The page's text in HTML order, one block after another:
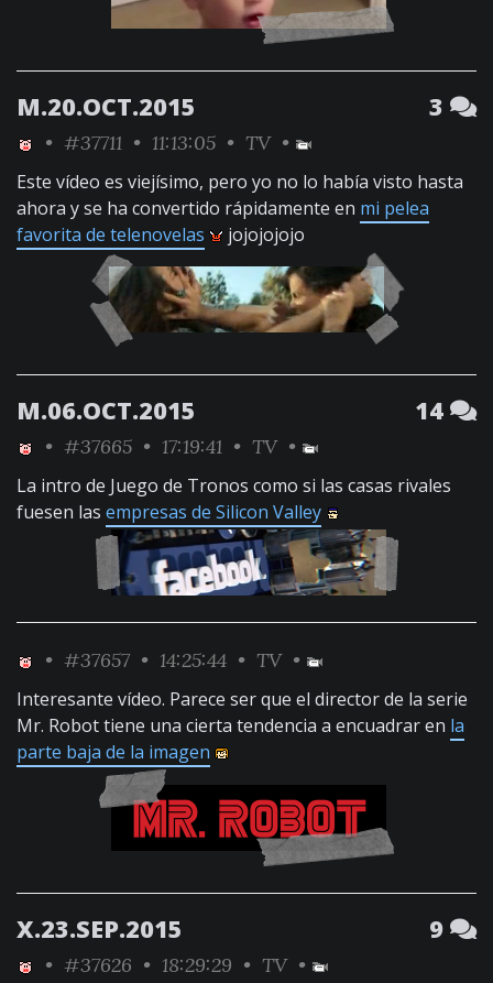
M.20.OCT.2015 3
• #37711 • 11:13:05 • TV•
Este vídeo es viejísimo, pero yo no lo había visto hasta
ahora y se ha convertido rápidamente en mi pelea
favorita de telenovelas
jojojojojo
M.06.OCT.2015 14
• #37665 • 17:19:41 • TV•
La intro de Juego de Tronos como si las casas rivales
fuesen las empresas de Silicon Valley
• #37657 • 14:25:44 • TV•
Interesante vídeo. Parece ser que el director de la serie
Mr. Robot tiene una cierta tendencia a encuadrar en la
parte baja de la imagen
X.23.SEP.2015 9
• #37626 • 18:29:29 • TV•